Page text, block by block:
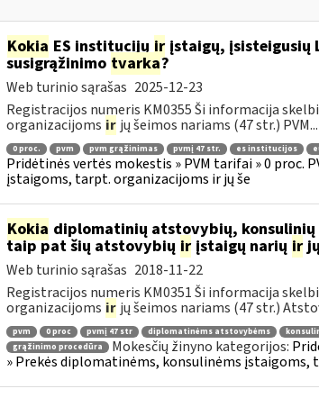
Kokia ES institucijųirįstaigų, įsisteigusių
susigrąžinimo tvarka?
Web turinio sąrašas 2025-12-23
Registracijos numeris KM0355 Ši informacija
organizacijoms ir jų šeimos nariams (47 str.) PVM...
0 proc. pvm pvm grąžinimas pvmį 47 str. es institucijos
Pridėtinės vertės mokestis » PVM tarifai » 0 proc.
įstaigoms, tarpt. organizacijoms ir jų še
Kokia diplomatinių atstovybių,
taip pat šių atstovybių irįstaigų narių ir
Web turinio sąrašas 2018-11-22
Registracijos numeris KM0351 Ši informacija
organizacijoms ir jų šeimos nariams (47 str.)
pvm 0 proc pvmį 47 str diplomatinėms atstovybėms
grąžinimo procedūra
Mokesčių žinyno kategorijos:
» Prekės diplomatinėms, konsulinėms įstaigoms,